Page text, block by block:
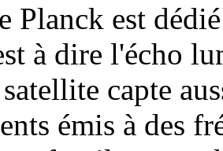
Planck est
à dire l'écho
capte
émis à des